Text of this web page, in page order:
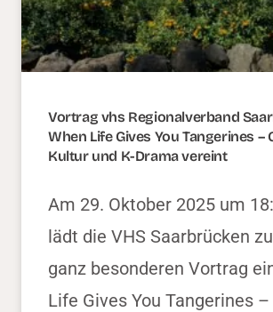
Vortrag vhs Regionalverband
When Life Gives You Tangerines –
Kultur und K-Drama vereint
Am 29. Oktober 2025 um
lädt die VHS Saarbrücken
ganz besonderen Vortrag
Life Gives You Tangerines